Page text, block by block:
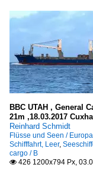
BBC UTAH , General
21m ,18.03.2017
Reinhard Schmidt
Flüsse und Seen /
Schifffahrt, Leer,
cargo / B
 426 1200x794 Px,